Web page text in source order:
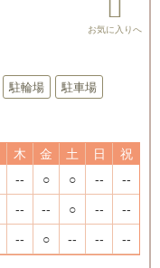
駐輪場 駐車場
木 金 土 日
祝
-- ○ ○ -- --
-- -- ○ -- --
-- ○ -- -- --